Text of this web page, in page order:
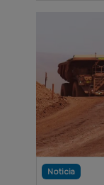
Noticia